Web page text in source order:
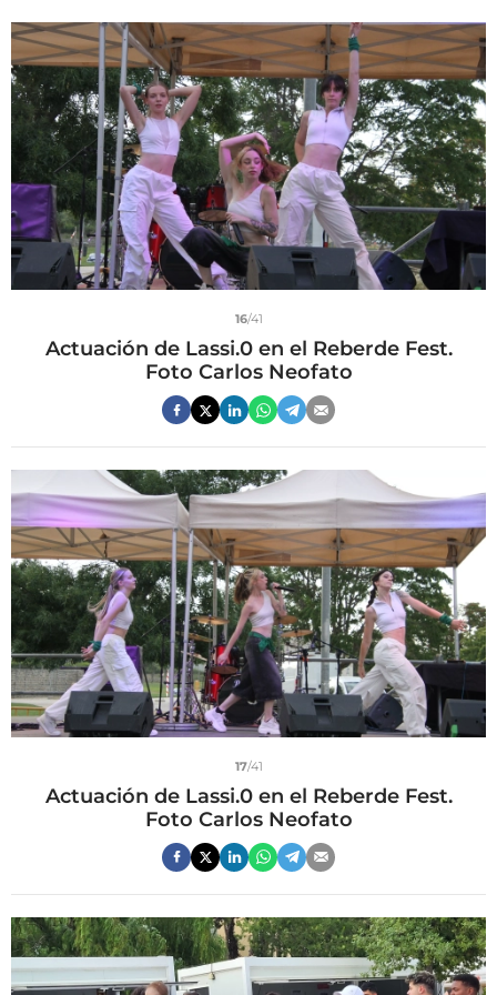
16/41
Actuación de Lassi.0 en el Reberde Fest.
Foto Carlos Neofato
17/41
Actuación de Lassi.0 en el Reberde Fest.
Foto Carlos Neofato